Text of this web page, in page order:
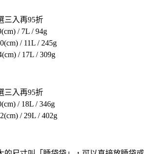
三入再95折
/ 7L / 94g
/ 11L / 245g
/ 17L / 309g
三入再95折
/ 18L / 346g
/ 29L / 402g